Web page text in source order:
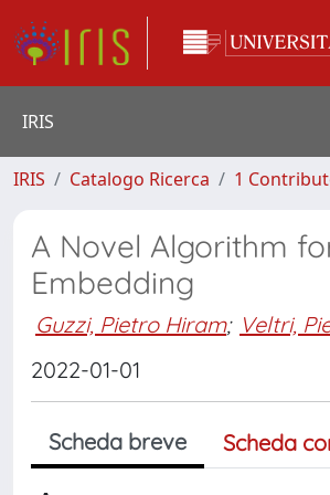
IRIS
IRIS Catalogo Ricerca 1
A Novel Algorithm
Embedding
Guzzi, Pietro Hiram; Veltri,
2022-01-01
Scheda breve Scheda